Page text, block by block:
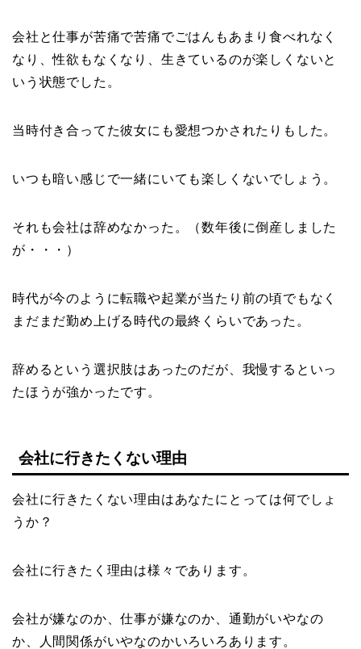
会社と仕事が苦痛で苦痛でごはんもあまり食べれなく
なり、性欲もなくなり、生きているのが楽しくないと
いう状態でした。
当時付き合ってた彼女にも愛想つかされたりもした。
いつも暗い感じで一緒にいても楽しくないでしょう。
それも会社は辞めなかった。（数年後に倒産しました
が・・・）
時代が今のように転職や起業が当たり前の頃でもなく
まだまだ勤め上げる時代の最終くらいであった。
辞めるという選択肢はあったのだが、我慢するといっ
たほうが強かったです。
会社に行きたくない理由
会社に行きたくない理由はあなたにとっては何でしょ
うか？
会社に行きたく理由は様々であります。
会社が嫌なのか、仕事が嫌なのか、通勤がいやなの
か、人間関係がいやなのかいろいろあります。